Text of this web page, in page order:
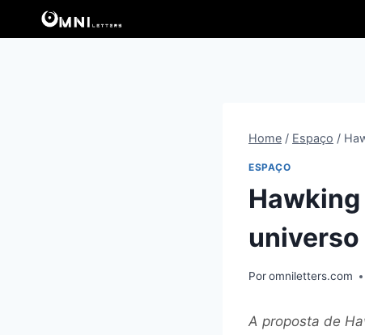
Home / Espaço /
ESPAÇO
universo
Poromniletters.com
A proposta de